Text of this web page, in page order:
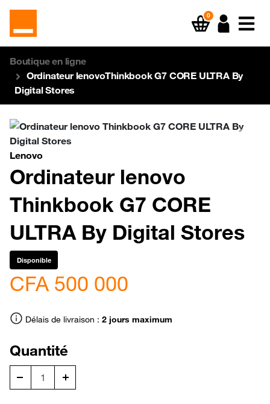
0
Boutique en ligne
Ordinateur lenovoThinkbook G7 CORE ULTRA By
Digital Stores
Previous
Lenovo
Ordinateur lenovo
Thinkbook G7 CORE
ULTRA By Digital Stores
Disponible
CFA 500 000
Délais de livraison : 2 jours maximum
Quantité